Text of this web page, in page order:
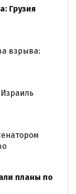
Грузия
взрыва:
планы по